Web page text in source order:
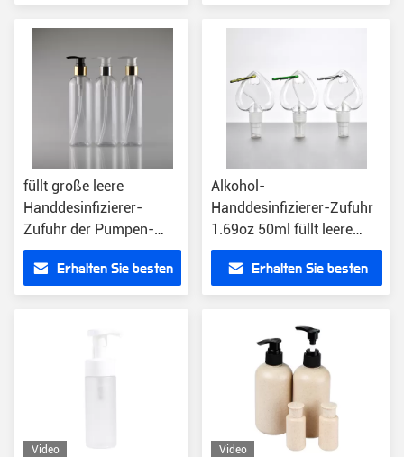
Pumpflasche-
füllt große leere
Handdesinfizierer-
Zufuhr der Pumpen-
250ml runde Schulter-
Aluminiumoxyd-
Emulsion ab
Erhalten Sie besten
Alkohol-
Handdesinfizierer-Zufuhr
1.69oz 50ml füllt leere
Nachfüllung Mini Heart
Shaped Keychain ab
Erhalten Sie besten
Video Video